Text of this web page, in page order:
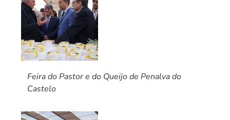
Feira do Pastor e do Queijo de Penalva do
Castelo